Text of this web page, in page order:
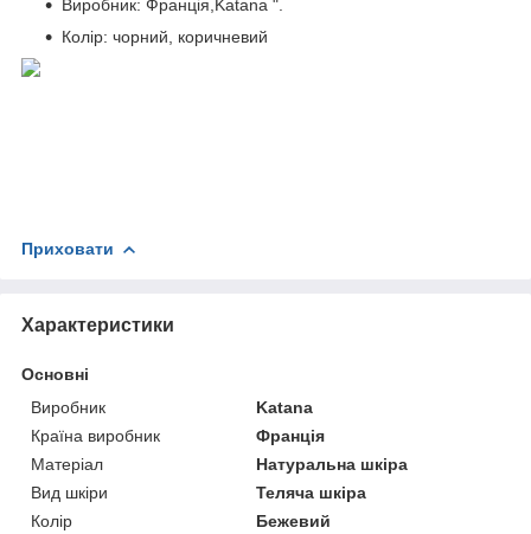
Виробник: Франція,Katana ".
Колір: чорний, коричневий
Приховати
Характеристики
Основні
Виробник
Katana
Країна виробник
Франція
Матеріал
Натуральна шкіра
Вид шкіри
Теляча шкіра
Колір
Бежевий